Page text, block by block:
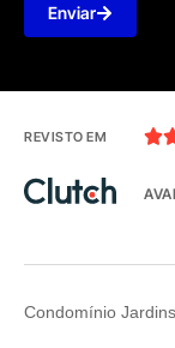
Enviar
REVISTO EM 
Condomínio